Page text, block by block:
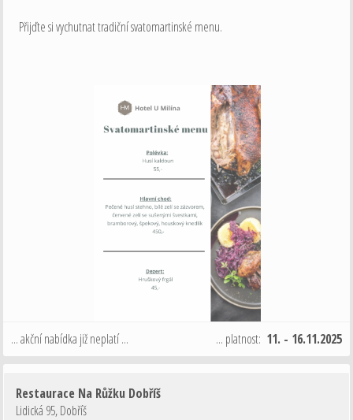
Přijďte si vychutnat tradiční svatomartinské menu.
... akční nabídka již neplatí ... ... platnost: 11. - 16.11.2025
Restaurace Na Růžku Dobříš
Lidická 95,Dobříš